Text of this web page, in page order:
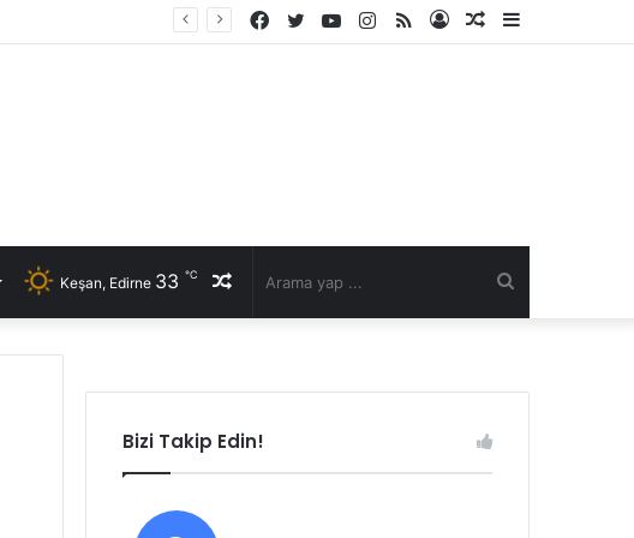
Kenar
Rastgele
Kayıt
RSS
Instagram
YouTube
Twitter
Facebook
Rastgele
Keşan, Edirne 33 ℃
Bizi Takip Edin!